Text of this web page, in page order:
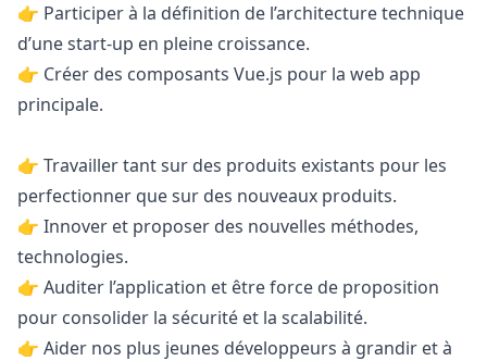
👉 Participer à la définition de l’architecture technique
d’une start-up en pleine croissance.
👉 Créer des composants Vue.js pour la web app
principale.
👉 Travailler tant sur des produits existants pour les
perfectionner que sur des nouveaux produits.
👉 Innover et proposer des nouvelles méthodes,
technologies.
👉 Auditer l’application et être force de proposition
pour consolider la sécurité et la scalabilité.
👉 Aider nos plus jeunes développeurs à grandir et à